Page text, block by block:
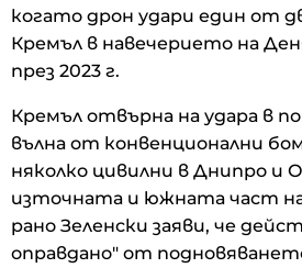
когато дрон удари един от
Кремъл в навечерието на
през 2023 г.
Кремъл отвърна на удара в
вълна от конвенционални
няколко цивилни в Днипро и
източната и южната част
рано Зеленски заяви, че
оправдано" от